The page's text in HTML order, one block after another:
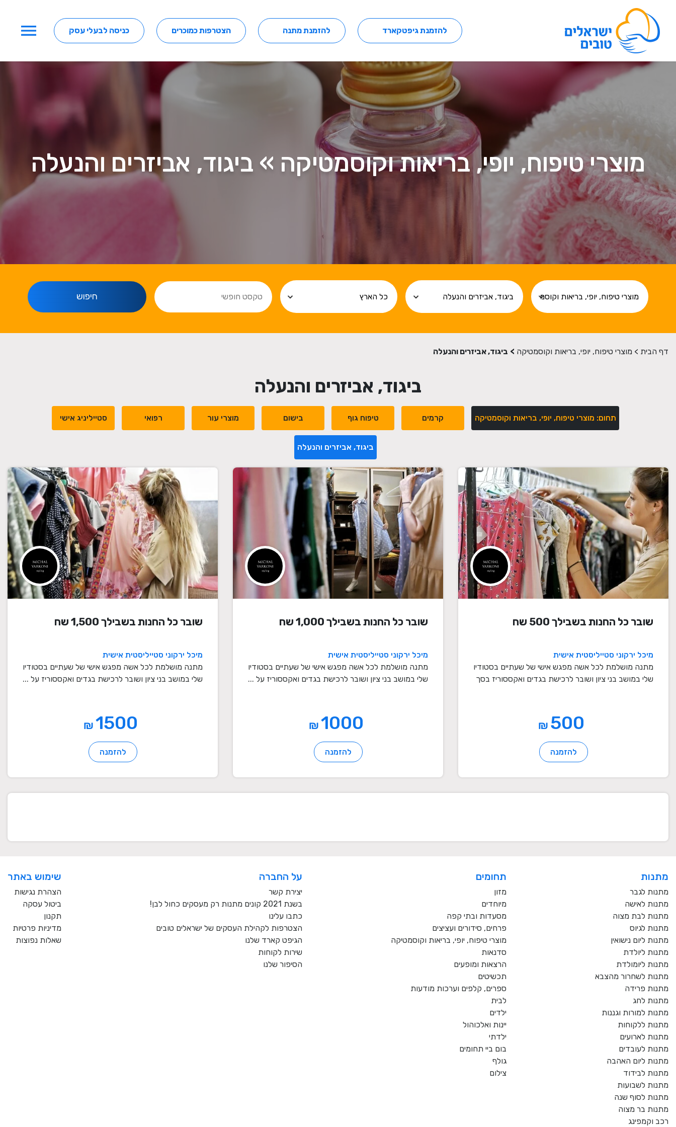
להזמנת גיפטקארד להזמנת מתנה הצטרפות כמוכרים כניסה לבעלי עסק menu
מוצרי טיפוח, יופי, בריאות וקוסמטיקה » ביגוד, אביזרים והנעלה
חיפוש
דף הבית > מוצרי טיפוח, יופי, בריאות וקוסמטיקה > ביגוד, אביזרים והנעלה
ביגוד, אביזרים והנעלה
תחום: מוצרי טיפוח, יופי, בריאות וקוסמטיקה קרמים טיפוח גוף בישום מוצרי עור רפואי סטייליניג אישי
ביגוד, אביזרים והנעלה
שובר כל החנות בשבילך 500 שח
מיכל ירקוני סטייליסטית אישית
מתנה מושלמת לכל אשה מפגש אישי של שעתיים בסטודיו
שלי במושב בני ציון ושובר לרכישת בגדים ואקססוריז בסך
₪
להזמנה
שובר כל החנות בשבילך 1,000 שח
מיכל ירקוני סטייליסטית אישית
מתנה מושלמת לכל אשה מפגש אישי של שעתיים בסטודיו
שלי במושב בני ציון ושובר לרכישת בגדים ואקססוריז על ...
₪
להזמנה
שובר כל החנות בשבילך 1,500 שח
מיכל ירקוני סטייליסטית אישית
מתנה מושלמת לכל אשה מפגש אישי של שעתיים בסטודיו
שלי במושב בני ציון ושובר לרכישת בגדים ואקססוריז על ...
₪
להזמנה
מתנות
מתנות לגבר
מתנות לאישה
מתנות לבת מצוה
מתנות לגיוס
מתנות ליום נישואין
מתנות ליולדת
מתנות ליומולדת
מתנות לשחרור מהצבא
מתנות פרידה
מתנות לחג
מתנות למורות וגננות
מתנות ללקוחות
מתנות לארועים
מתנות לעובדים
מתנות ליום האהבה
מתנות לבידוד
מתנות לשבועות
מתנות לסוף שנה
מתנות בר מצוה
רכב וקמפינג
תחומים
מזון
מיוחדים
מסעדות ובתי קפה
פרחים, סידורים ועציצים
מוצרי טיפוח, יופי, בריאות וקוסמטיקה
סדנאות
הרצאות ומופעים
תכשיטים
ספרים, קלפים וערכות מודעות
לבית
ילדים
יינות ואלכוהול
ילדתי
בום ביי תחומים
גולף
צילום
על החברה
יצירת קשר
בשנת 2021 קונים מתנות רק מעסקים כחול לבן!
כתבו עלינו
הצטרפות לקהילת העסקים של ישראלים טובים
הגיפט קארד שלנו
שירות לקוחות
הסיפור שלנו
שימוש באתר
הצהרת נגישות
ביטול עסקה
תקנון
מדיניות פרטיות
שאלות נפוצות